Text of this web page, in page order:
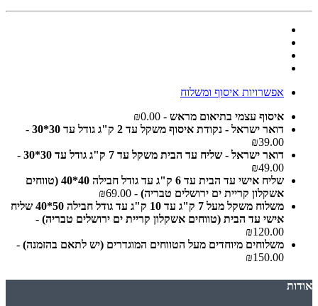
אפשרויות איסוף ומשלוח
איסוף עצמי בתיאום מראש - ₪0.00
דואר ישראל - נקודת איסוף משקל עד 2 ק"ג גודל עד 30*30
-
₪39.00
דואר ישראל - שליח עד הבית משקל עד 7 ק"ג גודל עד 30*30
-
₪49.00
שליח אישי עד הבית עד 6 ק"ג עד גודל חבילה 40*40 (טווחים
אשקלון קריית ים ירושלים טבריה) - ₪69.00
משלוח משקל מעל 7 ק"ג עד 10 ק"ג עד גודל חבילה 50*40 שליח
אישי עד הבית (טווחים אשקלון קריית ים ירושלים טבריה) -
₪120.00
משלוחים מיוחדים מעל הטווחים המוגדרים (יש לתאם בהזמנה) -
₪150.00
אודות